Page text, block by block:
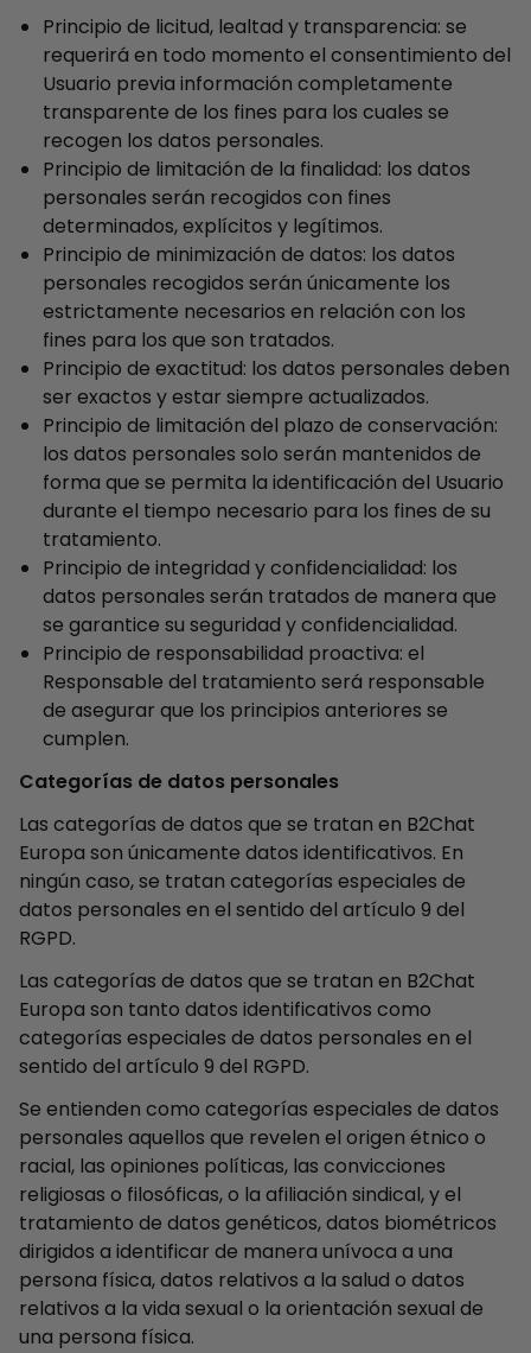
Principio de licitud, lealtad y transparencia: se
requerirá en todo momento el consentimiento del
Usuario previa información completamente
transparente de los fines para los cuales se
recogen los datos personales.
Principio de limitación de la finalidad: los datos
personales serán recogidos con fines
determinados, explícitos y legítimos.
Principio de minimización de datos: los datos
personales recogidos serán únicamente los
estrictamente necesarios en relación con los
fines para los que son tratados.
Principio de exactitud: los datos personales deben
ser exactos y estar siempre actualizados.
Principio de limitación del plazo de conservación:
los datos personales solo serán mantenidos de
forma que se permita la identificación del Usuario
durante el tiempo necesario para los fines de su
tratamiento.
Principio de integridad y confidencialidad: los
datos personales serán tratados de manera que
se garantice su seguridad y confidencialidad.
Principio de responsabilidad proactiva: el
Responsable del tratamiento será responsable
de asegurar que los principios anteriores se
cumplen.
Categorías de datos personales
Las categorías de datos que se tratan en B2Chat
Europa son únicamente datos identificativos. En
ningún caso, se tratan categorías especiales de
datos personales en el sentido del artículo 9 del
RGPD.
Las categorías de datos que se tratan en B2Chat
Europa son tanto datos identificativos como
categorías especiales de datos personales en el
sentido del artículo 9 del RGPD.
Se entienden como categorías especiales de datos
personales aquellos que revelen el origen étnico o
racial, las opiniones políticas, las convicciones
religiosas o filosóficas, o la afiliación sindical, y el
tratamiento de datos genéticos, datos biométricos
dirigidos a identificar de manera unívoca a una
persona física, datos relativos a la salud o datos
relativos a la vida sexual o la orientación sexual de
una persona física.